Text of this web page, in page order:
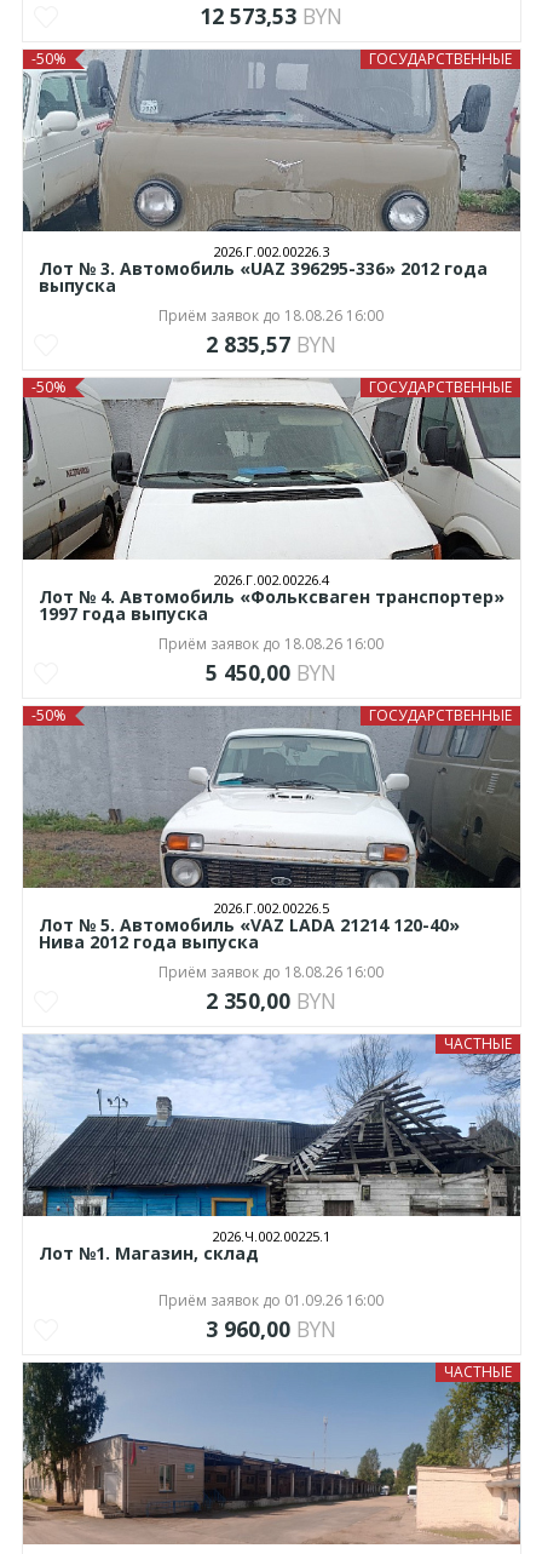
12 573,53 BYN
ГОСУДАРСТВЕННЫЕ
-50%
2026.Г.002.00226.3
Лот № 3. Автомобиль «UAZ 396295-336» 2012 года
выпуска
Приём заявок до 18.08.26 16:00
2 835,57 BYN
ГОСУДАРСТВЕННЫЕ
-50%
2026.Г.002.00226.4
Лот № 4. Автомобиль «Фольксваген транспортер»
1997 года выпуска
Приём заявок до 18.08.26 16:00
5 450,00 BYN
ГОСУДАРСТВЕННЫЕ
-50%
2026.Г.002.00226.5
Лот № 5. Автомобиль «VAZ LADA 21214 120-40»
Нива 2012 года выпуска
Приём заявок до 18.08.26 16:00
2 350,00 BYN
ЧАСТНЫЕ
2026.Ч.002.00225.1
Лот №1. Магазин, склад
Приём заявок до 01.09.26 16:00
3 960,00 BYN
ЧАСТНЫЕ